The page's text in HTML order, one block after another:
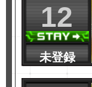
12
未登録